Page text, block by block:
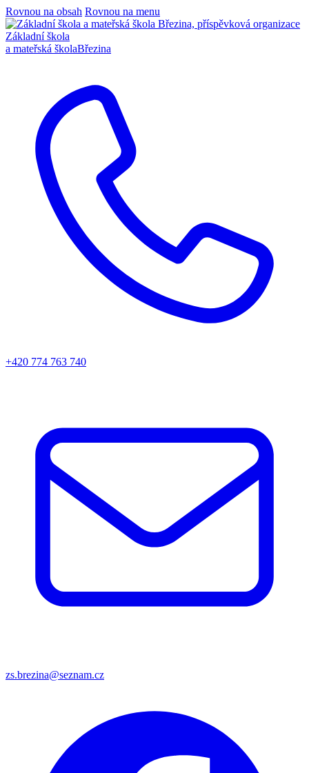
Rovnou na obsah Rovnou na menu
Základní škola
a mateřská školaBřezina
+420 774 763 740
zs.brezina@seznam.cz